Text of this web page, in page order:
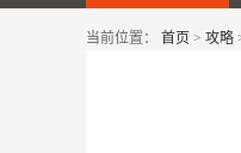
当前位置： 首页 > 攻略